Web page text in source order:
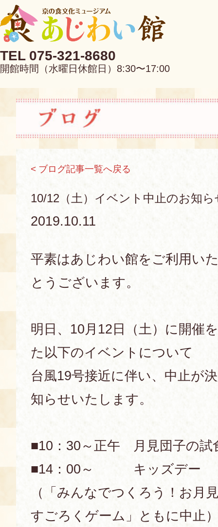
TEL 075-321-8680
開館時間（水曜日休館日）8:30〜17:00
EN 中文
当館について
京の食文化について
FAQ
料理教室
食の海援隊・陸援隊 会員限定
お土産コーナー
レンタル
空き状況・ご予約
使用料・お支払い方法
食の語り部の部屋
展示見学
< ブログ記事一覧へ戻る
10/12（土）イベント中止のお知ら
2019.10.11
平素はあじわい館をご利用い
とうございます。
明日、10月12日（土）に開催
た以下のイベントについて
台風19号接近に伴い、中止が
知らせいたします。
■10：30～正午 月見団子の試
■14：00～ キッズデー
（「みんなでつくろう！お月
すごろくゲーム」ともに中止